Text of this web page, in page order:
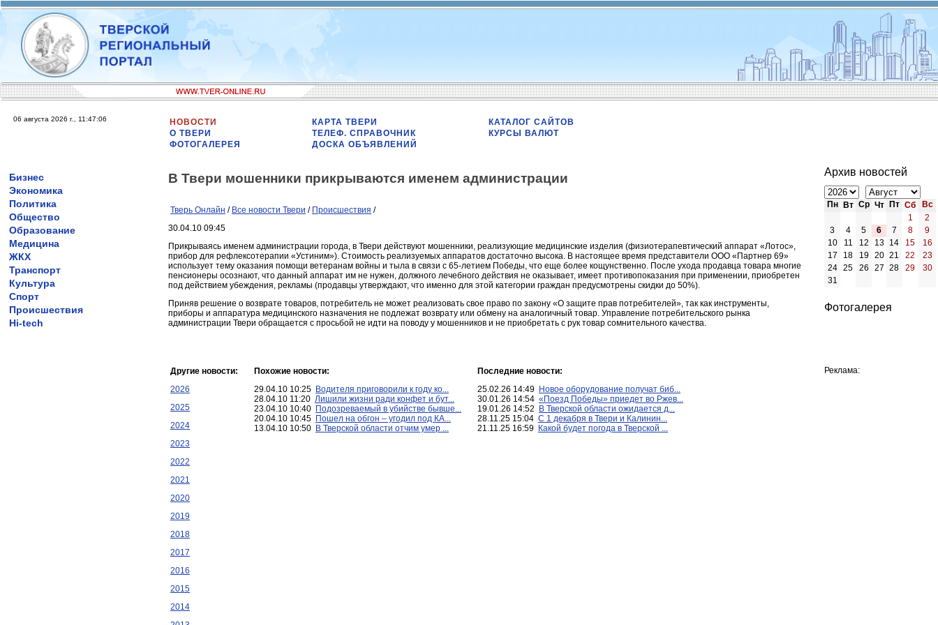
06 августа 2026 г., 11:47:06
НОВОСТИ
О ТВЕРИ
ФОТОГАЛЕРЕЯ
КАРТА ТВЕРИ
ТЕЛЕФ. СПРАВОЧНИК
ДОСКА ОБЪЯВЛЕНИЙ
КАТАЛОГ САЙТОВ
КУРСЫ ВАЛЮТ
Бизнес
Экономика
Политика
Общество
Образование
Медицина
ЖКХ
Транспорт
Культура
Спорт
Происшествия
Hi-tech
В Твери мошенники прикрываются именем администрации
Тверь Онлайн / Все новости Твери / Происшествия /
30.04.10 09:45
Прикрываясь именем администрации города, в Твери действуют мошенники, реализующие медицинские изделия (физиотерапевтический аппарат «Лотос»,
прибор для рефлексотерапии «Устиним»). Стоимость реализуемых аппаратов достаточно высока. В настоящее время представители ООО «Партнер 69»
использует тему оказания помощи ветеранам войны и тыла в связи с 65-летием Победы, что еще более кощунственно. После ухода продавца товара многие
пенсионеры осознают, что данный аппарат им не нужен, должного лечебного действия не оказывает, имеет противопоказания при применении, приобретен
под действием убеждения, рекламы (продавцы утверждают, что именно для этой категории граждан предусмотрены скидки до 50%).
Приняв решение о возврате товаров, потребитель не может реализовать свое право по закону «О защите прав потребителей», так как инструменты,
приборы и аппаратура медицинского назначения не подлежат возврату или обмену на аналогичный товар. Управление потребительского рынка
администрации Твери обращается с просьбой не идти на поводу у мошенников и не приобретать с рук товар сомнительного качества.
Другие новости:
2026
2025
2024
2023
2022
2021
2020
2019
2018
2017
2016
2015
2014
Похожие новости:
29.04.10 10:25 Водителя приговорили к году ко...
28.04.10 11:20 Лишили жизни ради конфет и бут...
23.04.10 10:40 Подозреваемый в убийстве бывше...
20.04.10 10:45 Пошел на обгон – угодил под КА...
13.04.10 10:50 В Тверской области отчим умер ...
Последние новости:
25.02.26 14:49 Новое оборудование получат биб...
30.01.26 14:54 «Поезд Победы» приедет во Ржев...
19.01.26 14:52
В Тверской области ожидается д...
28.11.25 15:04 С 1 декабря в Твери и Калинин...
21.11.25 16:59 Какой будет погода в Тверской ...
Архив новостей
Пн Вт Ср Чт Пт Сб
Вс
1
2
3
4 5 6 7 8
9
10
11 12 13 14 15
16
17
18 19 20 21 22
23
24
25 26 27 28 29
30
31
Фотогалерея
Реклама: